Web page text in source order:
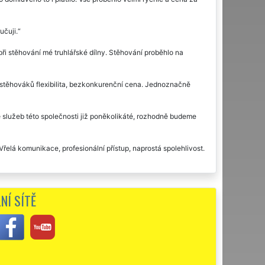
stěhování mé truhlářské dílny. Stěhování proběhlo na
flexibilita, bezkonkurenční cena. Jednoznačně
této společnosti již poněkolikáté, rozhodně budeme
komunikace, profesionální přístup, naprostá spolehlivost.
nových prostorách my vše rozmístili, jak jsem potřebovala.
této společnosti.
činžovním domě. Byly jsme nadmíru spokojeni.
SÍTĚ